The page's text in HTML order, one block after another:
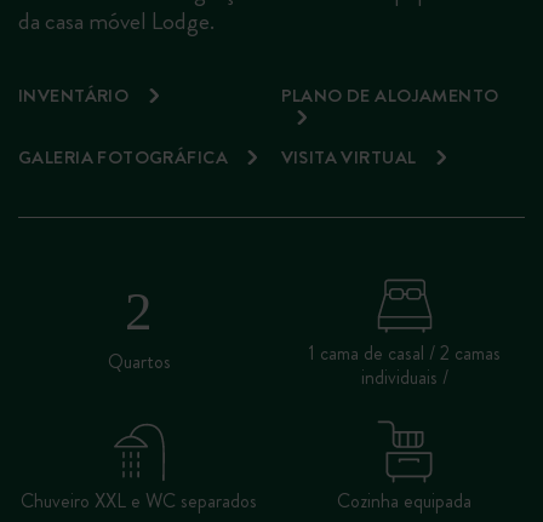
da casa móvel Lodge.
INVENTÁRIO PLANO DE ALOJAMENTO
GALERIA FOTOGRÁFICA VISITA VIRTUAL
Quartos
1 cama de casal / 2 camas
individuais /
Chuveiro XXL e WC separados Cozinha equipada